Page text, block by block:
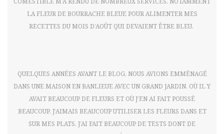
LA FLEUR DE BOURRACHE BLEUE POUR ALIMENTER MES
RECETTES DU MOIS D’AOÛT QUI DEVAIENT ÊTRE BLEU.
QUELQUES ANNÉES AVANT LE BLOG, NOUS AVIONS EMMÉNAGÉ
DANS UNE MAISON EN BANLIEUE AVEC UN GRAND JARDIN. OÙ IL Y
AVAIT BEAUCOUP DE FLEURS ET OÙ J’EN AI FAIT POUSSÉ
BEAUCOUP. J’AIMAIS BEAUCOUP UTILISER LES FLEURS DANS ET
SUR MES PLATS. J’AI FAIT BEAUCOUP DE TESTS DONT DE